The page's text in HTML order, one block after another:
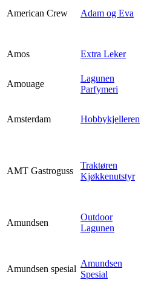
American Crew Adam og Eva
Amos Extra Leker
Amouage
Lagunen
Parfymeri
Amsterdam Hobbykjelleren
AMT Gastroguss
Traktøren
Kjøkkenutstyr
Amundsen
Outdoor
Lagunen
Amundsen spesial
Amundsen
Spesial